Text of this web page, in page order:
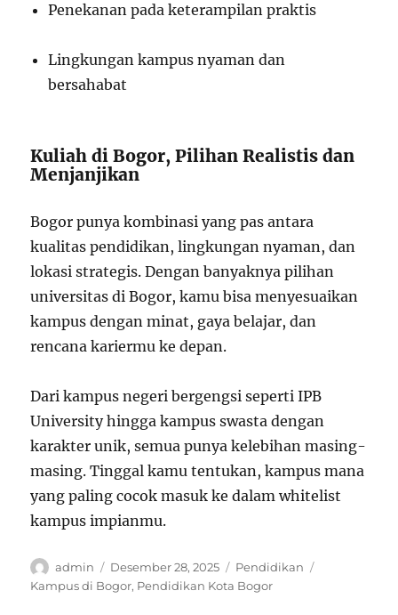
Penekanan pada keterampilan praktis
Lingkungan kampus nyaman dan
bersahabat
Kuliah di Bogor, Pilihan Realistis dan
Menjanjikan
Bogor punya kombinasi yang pas antara
kualitas pendidikan, lingkungan nyaman, dan
lokasi strategis. Dengan banyaknya pilihan
universitas di Bogor, kamu bisa menyesuaikan
kampus dengan minat, gaya belajar, dan
rencana kariermu ke depan.
Dari kampus negeri bergengsi seperti IPB
University hingga kampus swasta dengan
karakter unik, semua punya kelebihan masing-
masing. Tinggal kamu tentukan, kampus mana
yang paling cocok masuk ke dalam whitelist
kampus impianmu.
Author
admin
Posted
on
Desember 28, 2025 Categories
Pendidikan
Kampus di Bogor, Pendidikan Kota Bogor